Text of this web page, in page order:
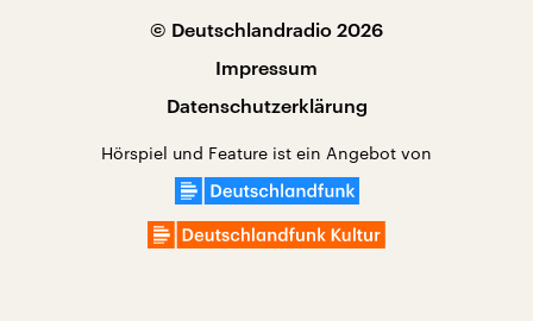
© Deutschlandradio 2026
Impressum
Datenschutzerklärung
Hörspiel und Feature ist ein Angebot von